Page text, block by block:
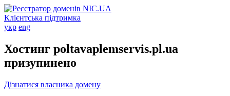
Клієнтська підтримка
укр eng
Хостинг poltavaplemservis.pl.ua
призупинено
Дізнатися власника домену